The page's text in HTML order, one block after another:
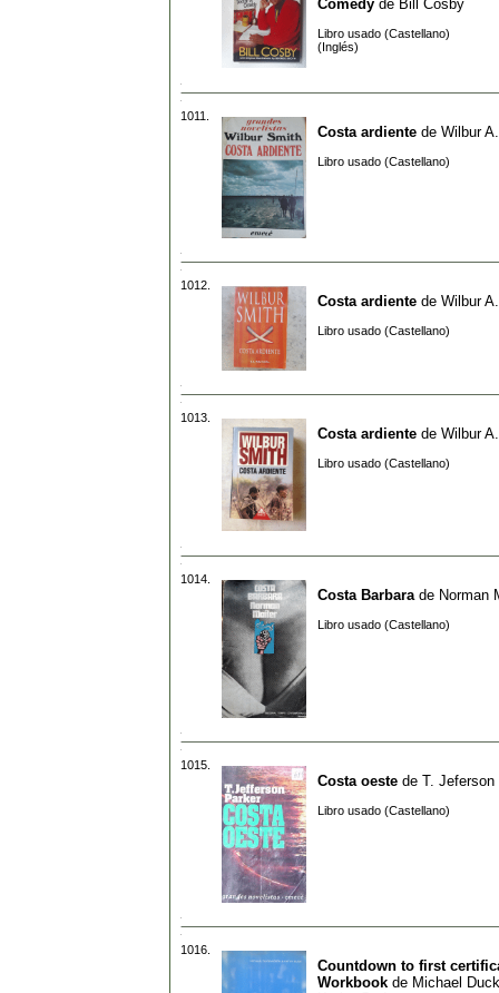
Comedy de Bill Cosby
Libro usado (Castellano)
(Inglés)
1011.
Costa ardiente de Wilbur
Libro usado (Castellano)
1012.
Costa ardiente de Wilbur
Libro usado (Castellano)
1013.
Costa ardiente de Wilbur
Libro usado (Castellano)
1014.
Costa Barbara de Norman
Libro usado (Castellano)
1015.
Costa oeste de T. Jeferson
Libro usado (Castellano)
1016.
Countdown to first
Workbook de Michael